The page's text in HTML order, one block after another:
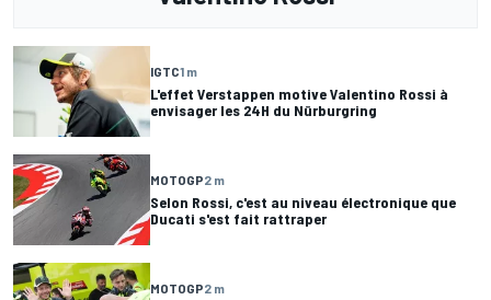
IGTC1 m
L'effet Verstappen motive Valentino Rossi à
envisager les 24H du Nürburgring
MOTOGP2 m
Selon Rossi, c'est au niveau électronique que
Ducati s'est fait rattraper
MOTOGP2 m